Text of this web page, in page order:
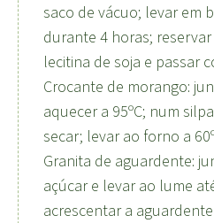
saco de vácuo; levar em
durante 4 horas;
lecitina de soja e passar
Crocante de morango:
aquecer a 95ºC; num
secar; levar ao forno a
Granita de aguardente:
açúcar e levar ao lume
acrescentar a